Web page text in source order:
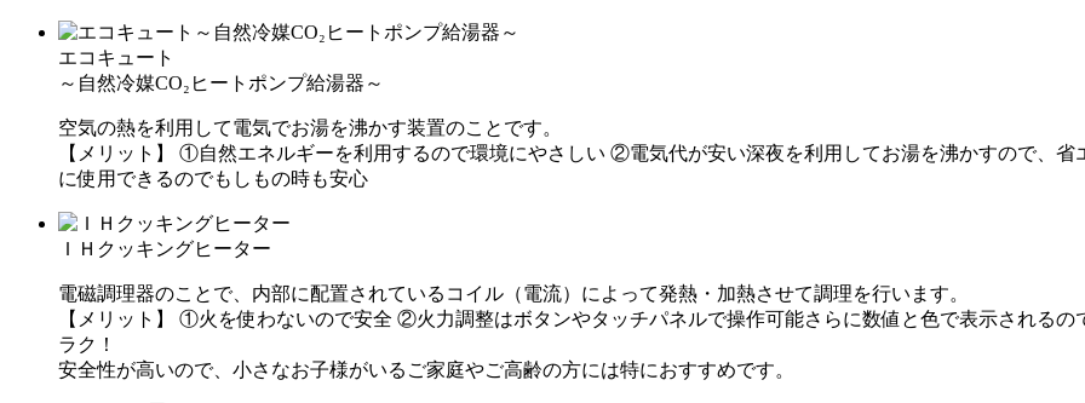
エコキュート
～自然冷媒CO₂ヒートポンプ給湯器～
空気の熱を利用して電気でお湯を沸かす装置のことです。
【メリット】 ①自然エネルギーを利用するので環境にやさしい ②電気代が安い深夜を利用してお湯を沸かすので、省
に使用できるのでもしもの時も安心
ＩＨクッキングヒーター
電磁調理器のことで、内部に配置されているコイル（電流）によって発熱・加熱させて調理を行います。
【メリット】 ①火を使わないので安全 ②火力調整はボタンやタッチパネルで操作可能さらに数値と色で表示されるの
ラク！
安全性が高いので、小さなお子様がいるご家庭やご高齢の方には特におすすめです。